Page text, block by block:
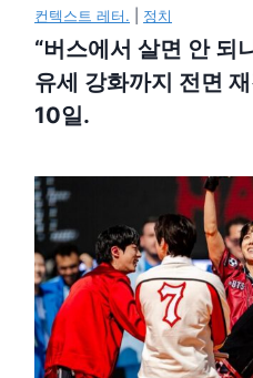
컨텍스트 레터. 정치
“버스에서 살면 안 되
유세 강화까지 전면
10일.